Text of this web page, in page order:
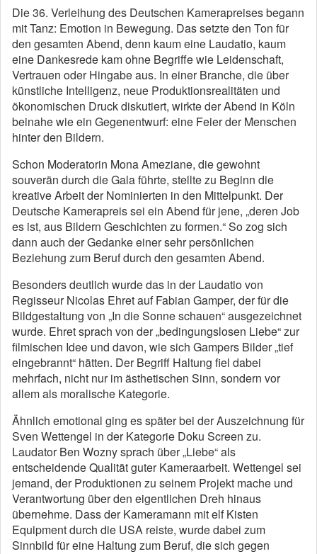
Die 36. Verleihung des Deutschen Kamerapreises begann
mit Tanz: Emotion in Bewegung. Das setzte den Ton für
den gesamten Abend, denn kaum eine Laudatio, kaum
eine Dankesrede kam ohne Begriffe wie Leidenschaft,
Vertrauen oder Hingabe aus. In einer Branche, die über
künstliche Intelligenz, neue Produktionsrealitäten und
ökonomischen Druck diskutiert, wirkte der Abend in Köln
beinahe wie ein Gegenentwurf: eine Feier der Menschen
hinter den Bildern.
Schon Moderatorin Mona Ameziane, die gewohnt
souverän durch die Gala führte, stellte zu Beginn die
kreative Arbeit der Nominierten in den Mittelpunkt. Der
Deutsche Kamerapreis sei ein Abend für jene, „deren Job
es ist, aus Bildern Geschichten zu formen.“ So zog sich
dann auch der Gedanke einer sehr persönlichen
Beziehung zum Beruf durch den gesamten Abend.
Besonders deutlich wurde das in der Laudatio von
Regisseur Nicolas Ehret auf Fabian Gamper, der für die
Bildgestaltung von „In die Sonne schauen“ ausgezeichnet
wurde. Ehret sprach von der „bedingungslosen Liebe“ zur
filmischen Idee und davon, wie sich Gampers Bilder „tief
eingebrannt“ hätten. Der Begriff Haltung fiel dabei
mehrfach, nicht nur im ästhetischen Sinn, sondern vor
allem als moralische Kategorie.
Ähnlich emotional ging es später bei der Auszeichnung für
Sven Wettengel in der Kategorie Doku Screen zu.
Laudator Ben Wozny sprach über „Liebe“ als
entscheidende Qualität guter Kameraarbeit. Wettengel sei
jemand, der Produktionen zu seinem Projekt mache und
Verantwortung über den eigentlichen Dreh hinaus
übernehme. Dass der Kameramann mit elf Kisten
Equipment durch die USA reiste, wurde dabei zum
Sinnbild für eine Haltung zum Beruf, die sich gegen